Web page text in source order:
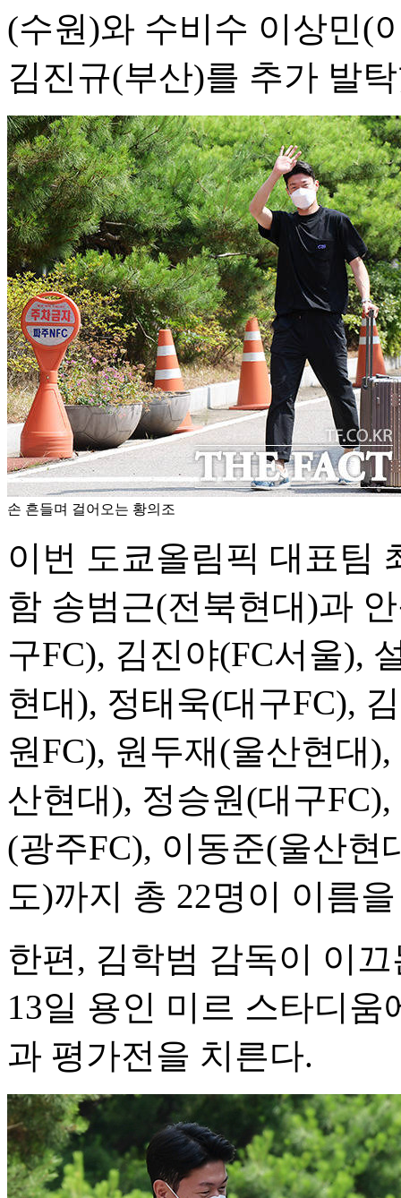
(수원)와 수비수 이상민(
김진규(부산)를 추가 발
손 흔들며 걸어오는 황의조
이번 도쿄올림픽 대표팀
함 송범근(전북현대)과
구FC), 김진야(FC서울),
현대), 정태욱(대구FC),
원FC), 원두재(울산현대
산현대), 정승원(대구
(광주FC), 이동준(울산현
도)까지 총 22명이 이름
한편, 김학범 감독이 이
13일 용인 미르 스타디
과 평가전을 치른다.